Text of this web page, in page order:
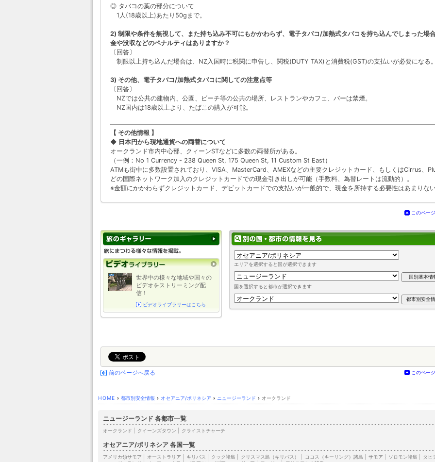
◎ タバコの葉の部分について
1人(18歳以上)あたり50gまで。
2) 制限や条件を無視して、また持ち込み不可にもかかわらず、電子タバコ/加熱式タバコを持ち込んでしまった場
金や没収などのペナルティはありますか？
〔回答〕
制限以上持ち込んだ場合は、NZ入国時に税関に申告し、関税(DUTY TAX)と消費税(GST)の支払いが必要になる
3) その他、電子タバコ/加熱式タバコに関しての注意点等
〔回答〕
NZでは公共の建物内、公園、ビーチ等の公共の場所、レストランやカフェ、バーは禁煙。
NZ国内は18歳以上より、たばこの購入が可能。
【 その他情報 】
◆ 日本円から現地通貨への両替について
オークランド市内中心部、クィーンSTなどに多数の両替所がある。
（一例：No 1 Currency - 238 Queen St, 175 Queen St, 11 Custom St East）
ATMも街中に多数設置されており、VISA、MasterCard、AMEXなどの主要クレジットカード、もしくはCirrus、
どの国際ネットワーク加入のクレジットカードでの現金引き出しが可能（手数料、為替レートは流動的）。
※金額にかかわらずクレジットカード、デビットカードでの支払いが一般的で、現金を所持する必要性はあまりな
このペー
エリアを選択すると国が選択できます
国を選択すると都市が選択できます
世界中の様々な地域や国々の
ビデオをストリーミング配
信！
ビデオライブラリーはこちら
前のページへ戻る このペー
HOME › 都市別安全情報 › オセアニア/ポリネシア › ニュージーランド › オークランド
ニュージーランド 各都市一覧
オークランド クイーンズタウン クライストチャーチ
オセアニア/ポリネシア 各国一覧
アメリカ領サモア オーストラリア キリバス クック諸島 クリスマス島（キリバス） ココス（キーリング）諸島 サモア ソロモン諸島
タヒ